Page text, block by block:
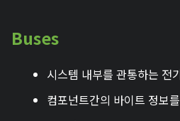
Buses
시스템 내부를 관통하는 전
컴포넌트간의 바이트 정보